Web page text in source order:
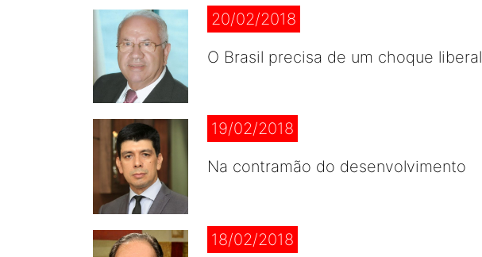
20/02/2018
O Brasil precisa de um choque liberal
19/02/2018
Na contramão do desenvolvimento
18/02/2018